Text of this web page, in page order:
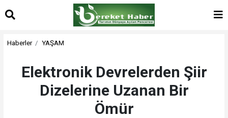
Haberler YAŞAM
Elektronik Devrelerden Şiir
Dizelerine Uzanan Bir
Ömür